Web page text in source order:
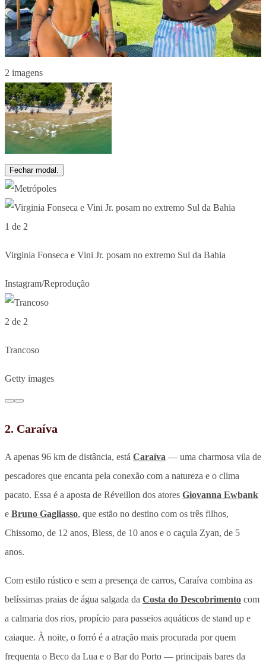
2 imagens
Fechar modal.
1 de 2
Virginia Fonseca e Vini Jr. posam no extremo Sul da Bahia
Instagram/Reprodução
2 de 2
Trancoso
Getty images
2. Caraíva
A apenas 96 km de distância, está Caraíva — uma charmosa vila de
pescadores que encanta pela conexão com a natureza e o clima
pacato. Essa é a aposta de Réveillon dos atores Giovanna Ewbank
e Bruno Gagliasso, que estão no destino com os três filhos,
Chissomo, de 12 anos, Bless, de 10 anos e o caçula Zyan, de 5
anos.
Com estilo rústico e sem a presença de carros, Caraíva combina as
belíssimas praias de água salgada da Costa do Descobrimento com
a calmaria dos rios, propício para passeios aquáticos de stand up e
caiaque. À noite, o forró é a atração mais procurada por quem
frequenta o Beco da Lua e o Bar do Porto — principais bares da